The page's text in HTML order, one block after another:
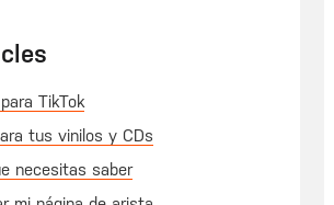
TikTok
tus vinilos y CDs
necesitas saber